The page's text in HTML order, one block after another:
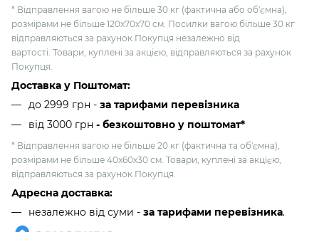
* Відправлення вагою не більше 30 кг (фактична або об'ємна),
розмірами не більше 120х70х70 см. Посилки вагою більше 30 кг
відправляються за рахунок Покупця незалежно від
вартості. Товари, куплені за акцією, відправляються за рахунок
Покупця.
Доставка у Поштомат:
до 2999 грн - за тарифами перевізника
від 3000 грн - безкоштовно у поштомат*
* Відправлення вагою не більше 20 кг (фактична та об'ємна),
розмірами не більше 40х60х30 см. Товари, куплені за акцією,
відправляються за рахунок Покупця.
Адресна доставка:
незалежно від суми - за тарифами перевізника.